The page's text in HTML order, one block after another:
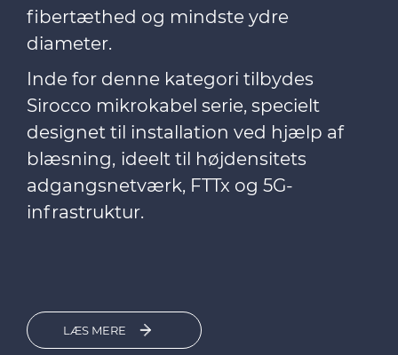
fibertæthed og mindste ydre
diameter.
Inde for denne kategori tilbydes
Sirocco mikrokabel serie, specielt
designet til installation ved hjælp af
blæsning, ideelt til højdensitets
adgangsnetværk, FTTx og 5G-
infrastruktur.
LÆS MERE